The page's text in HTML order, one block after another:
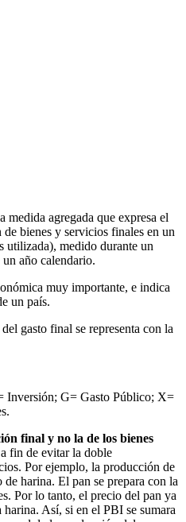
agregada que expresa el
bienes y servicios finales en un
utilizada), medido durante un
año calendario.
muy importante, e indica
un país.
gasto final se representa con la
Inversión; G= Gasto Público; X=
final y no la de los bienes
fin de evitar la doble
Por ejemplo, la producción de
harina. El pan se prepara con la
Por lo tanto, el precio del pan ya
Así, si en el PBI se sumara